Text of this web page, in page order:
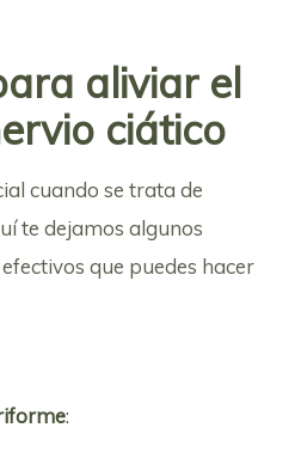
aliviar el
ciático
cuando se trata de
te dejamos algunos
que puedes hacer
: